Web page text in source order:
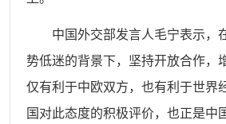
中国外交部发言人毛宁表示，
势低迷的背景下，坚持开放合作，
仅有利于中欧双方，也有利于世界
国对此态度的积极评价，也正是中